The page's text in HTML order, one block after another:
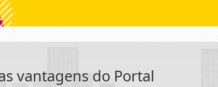
vantagens do Portal